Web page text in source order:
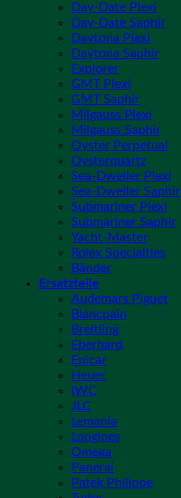
Day-Date Plexi
Day-Date Saphir
Daytona Plexi
Daytona Saphir
Explorer
GMT Plexi
GMT Saphir
Milgauss Plexi
Milgauss Saphir
Oyster Perpetual
Oysterquartz
Sea-Dweller Plexi
Sea-Dweller Saphir
Submariner Plexi
Submariner Saphir
Yacht-Master
Rolex Specialties
Bänder
Ersatzteile
Audemars Piguet
Blancpain
Breitling
Eberhard
Enicar
Heuer
IWC
JLC
Lemania
Longines
Omega
Panerai
Patek Philippe